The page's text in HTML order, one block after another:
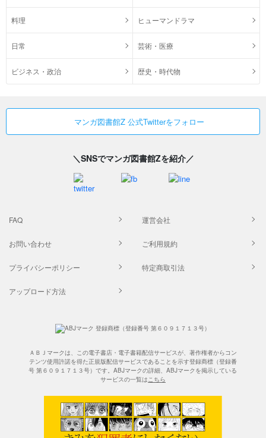
料理 ヒューマンドラマ
日常 芸術・医療
ビジネス・政治 歴史・時代物
マンガ図書館Z 公式Twitterをフォロー
＼SNSでマンガ図書館Zを紹介／
FAQ 運営会社
お問い合わせ ご利用規約
プライバシーポリシー 特定商取引法
アップロード方法
ＡＢＪマークは、この電子書店・電子書籍配信サービスが、著作権者からコン
テンツ使用許諾を得た正規版配信サービスであることを示す登録商標（登録番
号 第６０９１７１３号）です。ABJマークの詳細、ABJマークを掲示している
サービスの一覧はこちら